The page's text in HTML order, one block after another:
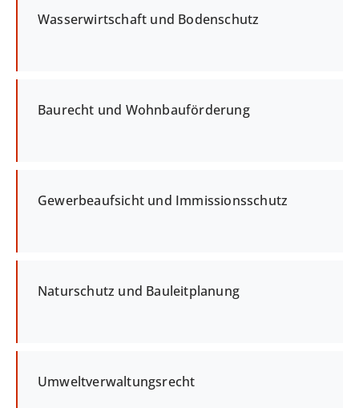
Wasserwirtschaft und Bodenschutz
Baurecht und Wohnbauförderung
Gewerbeaufsicht und Immissionsschutz
Naturschutz und Bauleitplanung
Umweltverwaltungsrecht